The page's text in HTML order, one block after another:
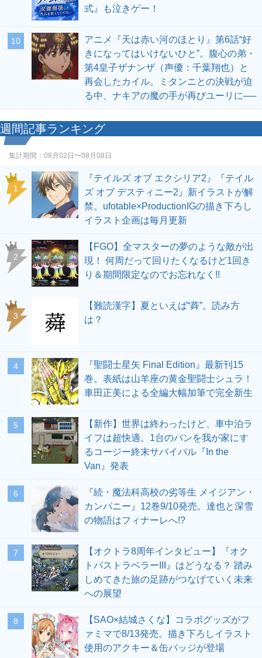
式』も泣きゲー！
10
アニメ『天は赤い河のほとり』第6話“好
きになってはいけないひと”。腹心の弟・
第4皇子ザナンザ（声優：千葉翔也）と
再会したカイル。ミタンニとの決戦が迫
る中、ナキアの魔の手が再びユーリに──
週間記事ランキング
集計期間： 08月02日〜08月08日
1
『テイルズ オブ エクシリア2』『テイル
ズ オブ デスティニー2』新イラストが解
禁。ufotable×ProductionIGの描き下ろし
イラスト企画は毎月更新
2
【FGO】全マスターの夢のような敵が出
現！ 何周だって回りたくなるけど1回き
り＆期間限定なのでお忘れなく!!
3
【難読漢字】夏といえば“蕣”。読み方
は？
4
『聖闘士星矢 Final Edition』最新刊15
巻。表紙は山羊座の黄金聖闘士シュラ！
車田正美による全編大幅加筆で完全新生
5
【新作】世界は終わったけど、車中泊ラ
イフは超快適。1台のバンを我が家にす
るコージー終末サバイバル『In the
Van』発表
6
『続・魔法科高校の劣等生 メイジアン・
カンパニー』12巻9/10発売。達也と深雪
の物語はフィナーレへ!?
7
【オクトラ8周年インタビュー】『オク
トパストラベラーIII』はどうなる？ 踏み
しめてきた旅の足跡がつなげていく未来
への展望
8
【SAO×結城さくな】コラボグッズがフ
ァミマで8/13発売。描き下ろしイラスト
使用のアクキー＆缶バッジが登場